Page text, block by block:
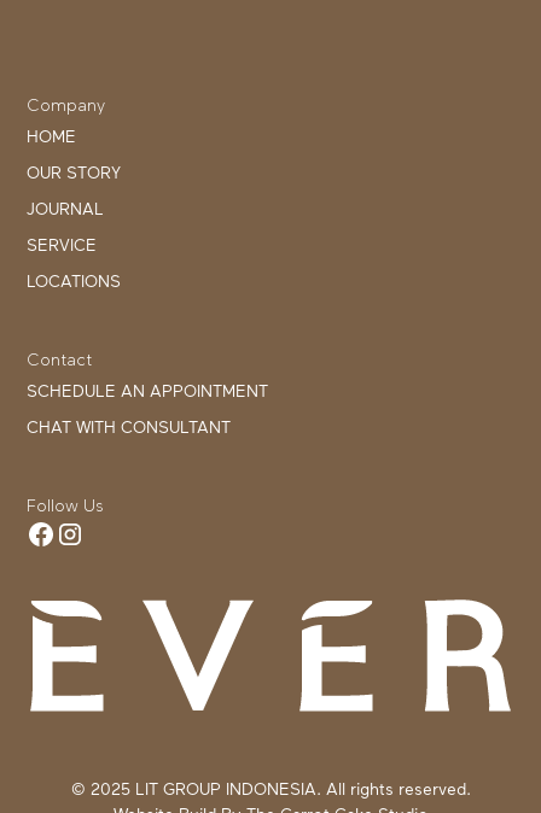
Company
HOME
OUR STORY
JOURNAL
SERVICE
LOCATIONS
Contact
SCHEDULE AN APPOINTMENT
CHAT WITH CONSULTANT
Follow Us
© 2025 LIT GROUP INDONESIA. All rights reserved.